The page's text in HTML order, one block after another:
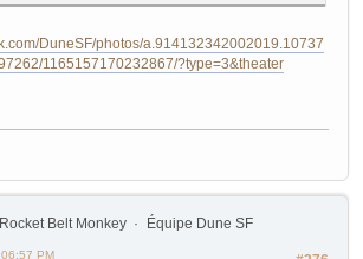
DuneSF/photos/a.914132342002019.10737
1165157170232867/?type=3&theater
Belt Monkey Équipe Dune SF
PM